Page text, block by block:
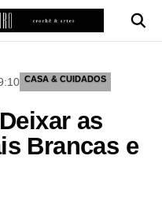
CASA & CUIDADOS
as
Brancas e